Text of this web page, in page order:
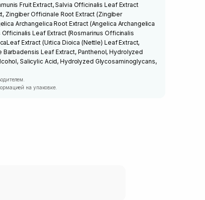
Fruit Extract, Salvia Officinalis Leaf Extract
Zingiber Officinale Root Extract (Zingiber
Archangelica Root Extract (Angelica Archangelica
Leaf Extract (Rosmarinus Officinalis
Extract (Urtica Dioica (Nettle) Leaf Extract,
Barbadensis Leaf Extract, Panthenol, Hydrolyzed
Salicylic Acid, Hydrolyzed Glycosaminoglycans,
на упаковке.